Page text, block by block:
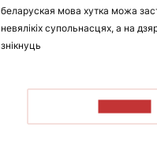
беларуская мова хутка можа
невялікіх супольнасцях, а на
знікнуць